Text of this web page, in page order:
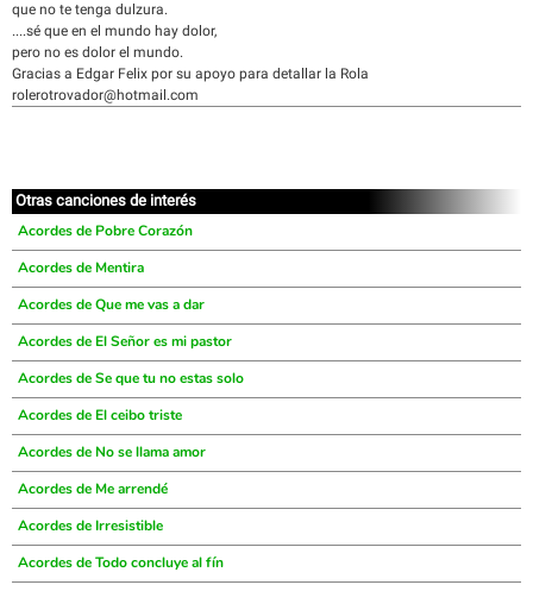
que no te tenga dulzura.
....sé que en el mundo hay dolor,
pero no es dolor el mundo.
Gracias a Edgar Felix por su apoyo para detallar la Rola
rolerotrovador@hotmail.com
Otras canciones de interés
Acordes de Pobre Corazón
Acordes de Mentira
Acordes de Que me vas a dar
Acordes de El Señor es mi pastor
Acordes de Se que tu no estas solo
Acordes de El ceibo triste
Acordes de No se llama amor
Acordes de Me arrendé
Acordes de Irresistible
Acordes de Todo concluye al fín